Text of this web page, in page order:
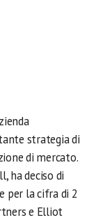
strategia di
di mercato.
ha deciso di
per la cifra di 2
e Elliot